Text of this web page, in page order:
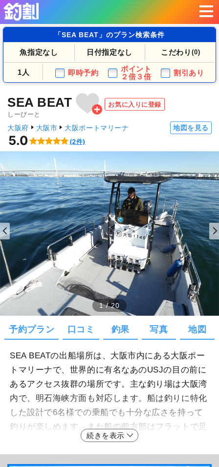
「SEA BEAT」のプラン検索条件
魚指定なし 日付指定なし こだわり (0)
1人 即時予約
ポイント
２倍３倍
割引あり
SEA BEAT
しーびーと
お気に入りに登録
大阪府 大阪市 大阪ポートマリーナ 地図を見る
5.0 (2件)
1/20
予約プラン 口コミ 釣果 写真 地図
SEA BEATの出船場所は、大阪市内にある大阪ポー
トマリーナで、世界的に有名なあのUSJの目の前に
あるアクセス抜群の場所です。主な釣り場は大阪湾
内で、明石海峡方面も対応します。船は釣りに特化
した設計で6名様での乗船でも十分な広さを持って
釣りが楽しめます。また船の前方部はフラットで足
場が安定するため、ルアーフィッシングで青物やシ
ーバスを狙ったりするためのキャスティングに適し
続きを表示